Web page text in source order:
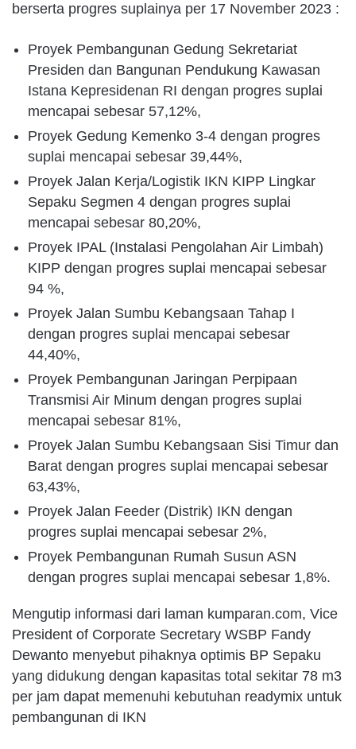
berserta progres suplainya per 17 November 2023 :
Proyek Pembangunan Gedung Sekretariat
Presiden dan Bangunan Pendukung Kawasan
Istana Kepresidenan RI dengan progres suplai
mencapai sebesar 57,12%,
Proyek Gedung Kemenko 3-4 dengan progres
suplai mencapai sebesar 39,44%,
Proyek Jalan Kerja/Logistik IKN KIPP Lingkar
Sepaku Segmen 4 dengan progres suplai
mencapai sebesar 80,20%,
Proyek IPAL (Instalasi Pengolahan Air Limbah)
KIPP dengan progres suplai mencapai sebesar
94 %,
Proyek Jalan Sumbu Kebangsaan Tahap I
dengan progres suplai mencapai sebesar
44,40%,
Proyek Pembangunan Jaringan Perpipaan
Transmisi Air Minum dengan progres suplai
mencapai sebesar 81%,
Proyek Jalan Sumbu Kebangsaan Sisi Timur dan
Barat dengan progres suplai mencapai sebesar
63,43%,
Proyek Jalan Feeder (Distrik) IKN dengan
progres suplai mencapai sebesar 2%,
Proyek Pembangunan Rumah Susun ASN
dengan progres suplai mencapai sebesar 1,8%.
Mengutip informasi dari laman kumparan.com, Vice
President of Corporate Secretary WSBP Fandy
Dewanto menyebut pihaknya optimis BP Sepaku
yang didukung dengan kapasitas total sekitar 78 m3
per jam dapat memenuhi kebutuhan readymix untuk
pembangunan di IKN